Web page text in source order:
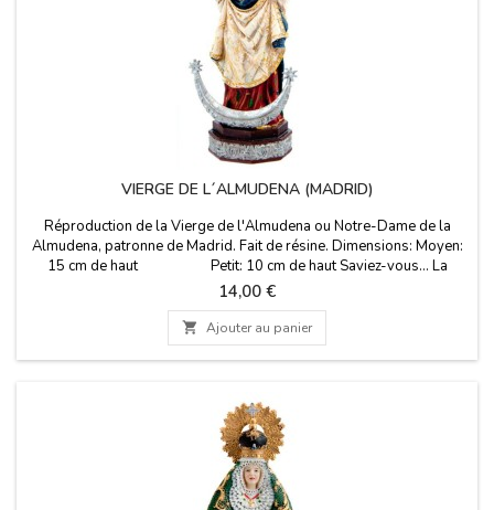
VIERGE DE L´ALMUDENA (MADRID)
Réproduction de la Vierge de l'Almudena ou Notre-Dame de la
Almudena, patronne de Madrid. Fait de résine. Dimensions: Moyen:
15 cm de haut Petit: 10 cm de haut Saviez-vous... La
Virgen de la Almudena est dédiée à la Vierge Marie. Vénérée dans la
cathédrale de Santa Maria de la Almudena à Madrid et son jour de
fête est le 9 Novembre.
Prix
14,00 €
 Ajouter au panier